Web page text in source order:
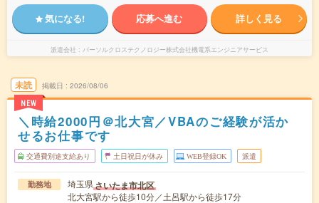
気になる! 応募へ進む 詳しく見る
派遣会社 パーソルクロステクノロジー株式会社機電系エンジニアサービス
未読
NEW
掲載日 2026/08/06
＼時給2000円＠北大宮／VBAのご経験が活か
せるお仕事です
交通費別途支給あり 土日祝日が休み WEB登録OK 派遣
勤務地 埼玉県さいたま市北区
北大宮駅から徒歩10分／土呂駅から徒歩17分